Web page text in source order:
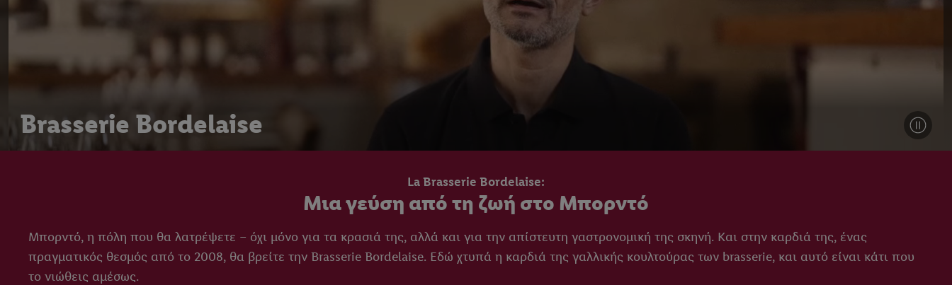
Brasserie Bordelaise
La Brasserie Bordelaise:
Μια γεύση από τη ζωή στο Μπορντό
Μπορντό, η πόλη που θα λατρέψετε – όχι μόνο για τα κρασιά της, αλλά και για την απίστευτη γαστρονομική της σκηνή. Και στην καρδιά της, ένας
πραγματικός θεσμός από το 2008, θα βρείτε την Brasserie Bordelaise. Εδώ χτυπά η καρδιά της γαλλικής κουλτούρας των brasserie, και αυτό είναι κάτι που
το νιώθεις αμέσως.